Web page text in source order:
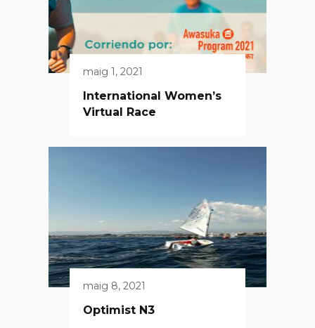
maig 1, 2021
International Women’s
Virtual Race
maig 8, 2021
Optimist N3